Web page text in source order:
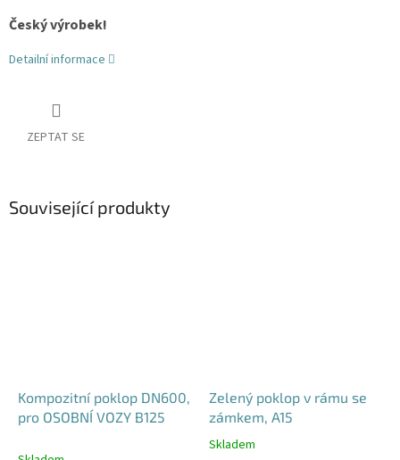
Český výrobek!
Detailní informace
ZEPTAT SE
Související produkty
Kompozitní poklop DN600,
pro OSOBNÍ VOZY B125
Zelený poklop v rámu se
zámkem, A15
Průměrné
Skladem